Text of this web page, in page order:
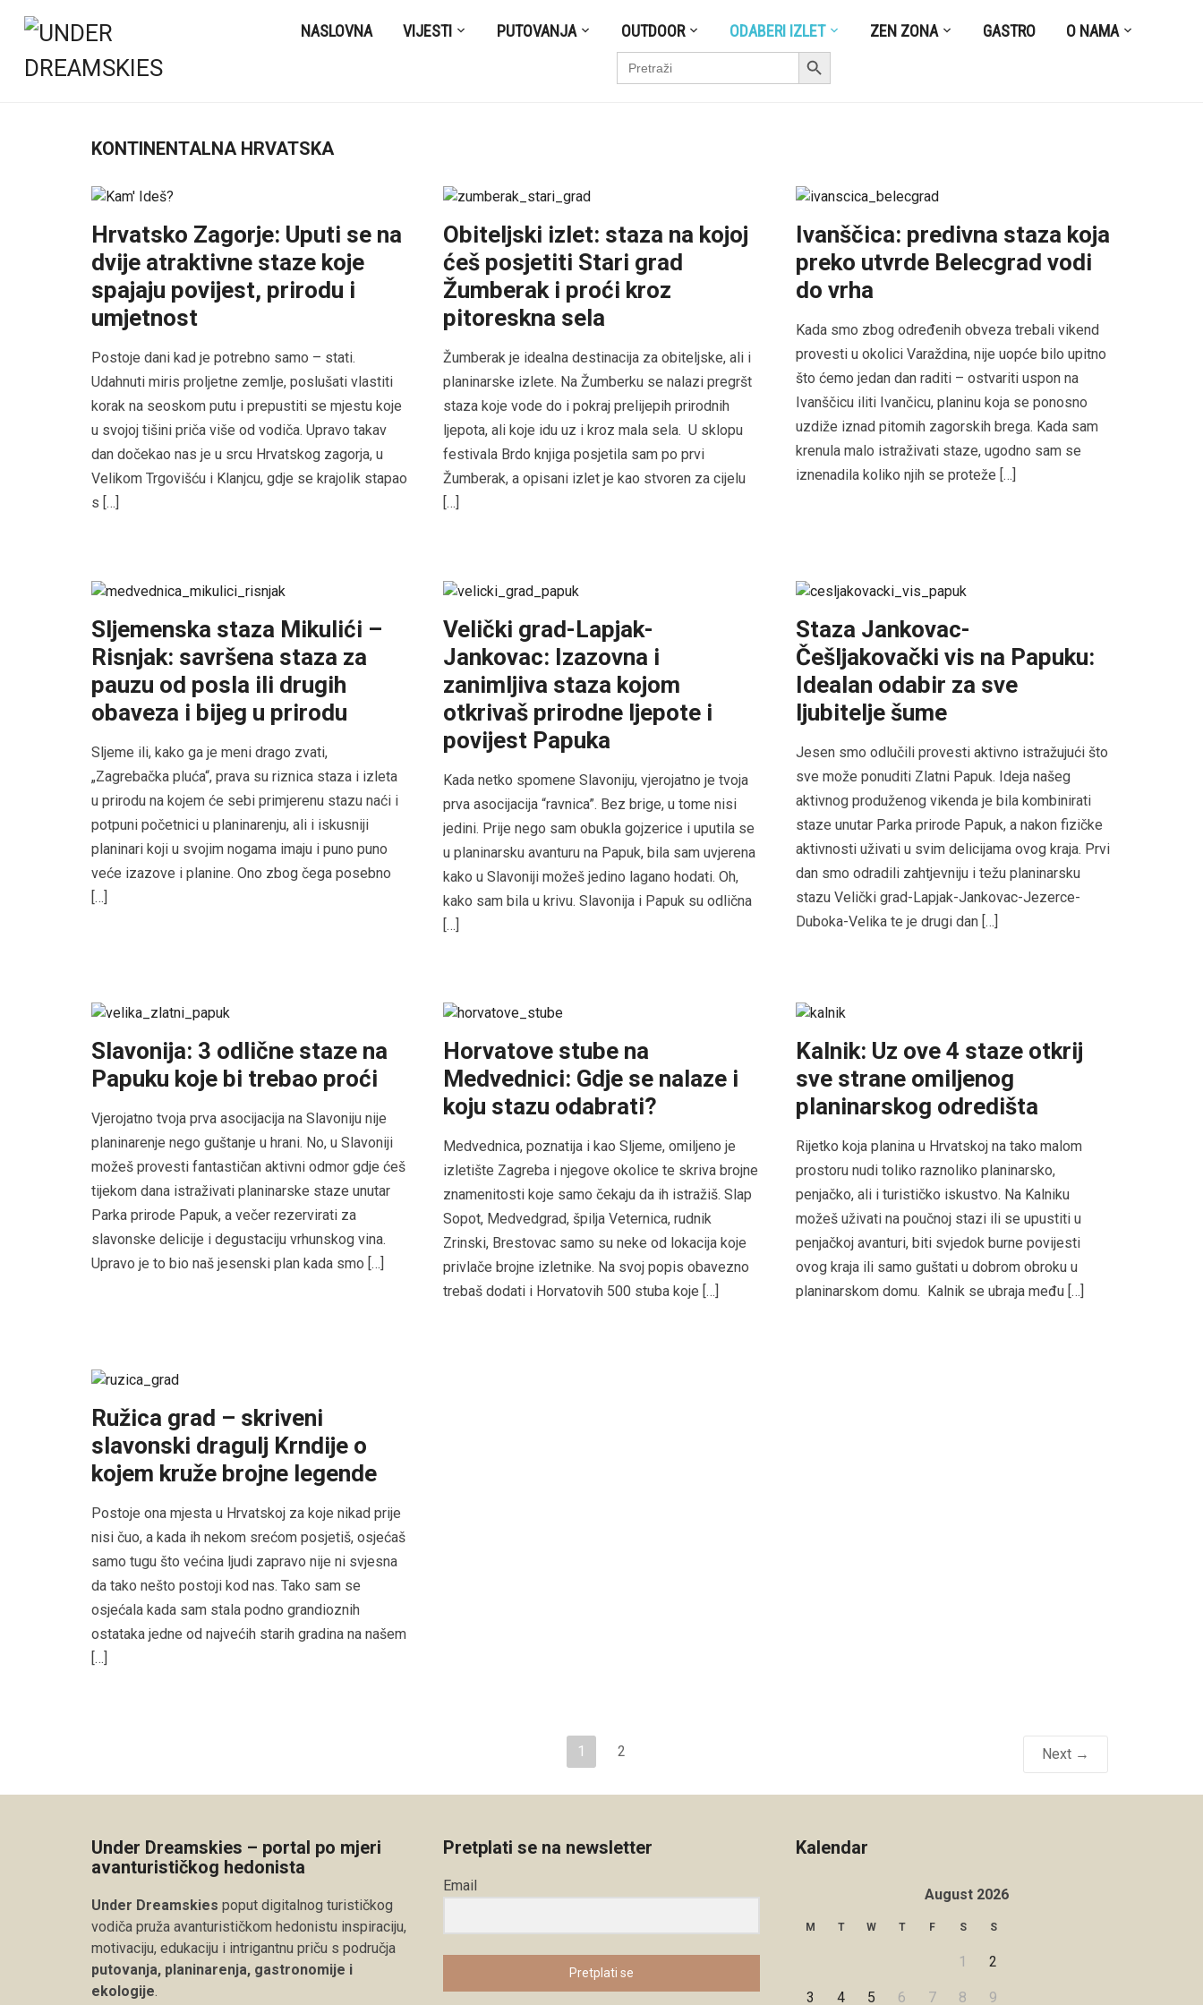
NASLOVNA VIJESTI PUTOVANJA OUTDOOR ODABERI IZLET ZEN ZONA GASTRO O NAMA
Search
for:
Search Button
KONTINENTALNA HRVATSKA
Hrvatsko Zagorje: Uputi se na
dvije atraktivne staze koje
spajaju povijest, prirodu i
umjetnost
Postoje dani kad je potrebno samo – stati.
Udahnuti miris proljetne zemlje, poslušati vlastiti
korak na seoskom putu i prepustiti se mjestu koje
u svojoj tišini priča više od vodiča. Upravo takav
dan dočekao nas je u srcu Hrvatskog zagorja, u
Velikom Trgovišću i Klanjcu, gdje se krajolik stapao
s […]
Obiteljski izlet: staza na kojoj
ćeš posjetiti Stari grad
Žumberak i proći kroz
pitoreskna sela
Žumberak je idealna destinacija za obiteljske, ali i
planinarske izlete. Na Žumberku se nalazi pregršt
staza koje vode do i pokraj prelijepih prirodnih
ljepota, ali koje idu uz i kroz mala sela. U sklopu
festivala Brdo knjiga posjetila sam po prvi
Žumberak, a opisani izlet je kao stvoren za cijelu
[…]
Ivanščica: predivna staza koja
preko utvrde Belecgrad vodi
do vrha
Kada smo zbog određenih obveza trebali vikend
provesti u okolici Varaždina, nije uopće bilo upitno
što ćemo jedan dan raditi – ostvariti uspon na
Ivanščicu iliti Ivančicu, planinu koja se ponosno
uzdiže iznad pitomih zagorskih brega. Kada sam
krenula malo istraživati staze, ugodno sam se
iznenadila koliko njih se proteže […]
Sljemenska staza Mikulići –
Risnjak: savršena staza za
pauzu od posla ili drugih
obaveza i bijeg u prirodu
Sljeme ili, kako ga je meni drago zvati,
„Zagrebačka pluća“, prava su riznica staza i izleta
u prirodu na kojem će sebi primjerenu stazu naći i
potpuni početnici u planinarenju, ali i iskusniji
planinari koji u svojim nogama imaju i puno puno
veće izazove i planine. Ono zbog čega posebno
[…]
Velički grad-Lapjak-
Jankovac: Izazovna i
zanimljiva staza kojom
otkrivaš prirodne ljepote i
povijest Papuka
Kada netko spomene Slavoniju, vjerojatno je tvoja
prva asocijacija “ravnica”. Bez brige, u tome nisi
jedini. Prije nego sam obukla gojzerice i uputila se
u planinarsku avanturu na Papuk, bila sam uvjerena
kako u Slavoniji možeš jedino lagano hodati. Oh,
kako sam bila u krivu. Slavonija i Papuk su odlična
[…]
Staza Jankovac-
Češljakovački vis na Papuku:
Idealan odabir za sve
ljubitelje šume
Jesen smo odlučili provesti aktivno istražujući što
sve može ponuditi Zlatni Papuk. Ideja našeg
aktivnog produženog vikenda je bila kombinirati
staze unutar Parka prirode Papuk, a nakon fizičke
aktivnosti uživati u svim delicijama ovog kraja. Prvi
dan smo odradili zahtjevniju i težu planinarsku
stazu Velički grad-Lapjak-Jankovac-Jezerce-
Duboka-Velika te je drugi dan […]
Slavonija: 3 odlične staze na
Papuku koje bi trebao proći
Vjerojatno tvoja prva asocijacija na Slavoniju nije
planinarenje nego guštanje u hrani. No, u Slavoniji
možeš provesti fantastičan aktivni odmor gdje ćeš
tijekom dana istraživati planinarske staze unutar
Parka prirode Papuk, a večer rezervirati za
slavonske delicije i degustaciju vrhunskog vina.
Upravo je to bio naš jesenski plan kada smo […]
Horvatove stube na
Medvednici: Gdje se nalaze i
koju stazu odabrati?
Medvednica, poznatija i kao Sljeme, omiljeno je
izletište Zagreba i njegove okolice te skriva brojne
znamenitosti koje samo čekaju da ih istražiš. Slap
Sopot, Medvedgrad, špilja Veternica, rudnik
Zrinski, Brestovac samo su neke od lokacija koje
privlače brojne izletnike. Na svoj popis obavezno
trebaš dodati i Horvatovih 500 stuba koje […]
Kalnik: Uz ove 4 staze otkrij
sve strane omiljenog
planinarskog odredišta
Rijetko koja planina u Hrvatskoj na tako malom
prostoru nudi toliko raznoliko planinarsko,
penjačko, ali i turističko iskustvo. Na Kalniku
možeš uživati na poučnoj stazi ili se upustiti u
penjačkoj avanturi, biti svjedok burne povijesti
ovog kraja ili samo guštati u dobrom obroku u
planinarskom domu. Kalnik se ubraja među […]
Ružica grad – skriveni
slavonski dragulj Krndije o
kojem kruže brojne legende
Postoje ona mjesta u Hrvatskoj za koje nikad prije
nisi čuo, a kada ih nekom srećom posjetiš, osjećaš
samo tugu što većina ljudi zapravo nije ni svjesna
da tako nešto postoji kod nas. Tako sam se
osjećala kada sam stala podno grandioznih
ostataka jedne od najvećih starih gradina na našem
[…]
1 2 Next →
Under Dreamskies – portal po mjeri
avanturističkog hedonista
Under Dreamskies poput digitalnog turističkog
vodiča pruža avanturističkom hedonistu inspiraciju,
motivaciju, edukaciju i intrigantnu priču s područja
putovanja, planinarenja, gastronomije i
ekologije.
Pretplati se na newsletter
Email
Pretplati se
Kalendar
August 2026
M T W T F S S
1 2
3 4 5 6 7 8 9